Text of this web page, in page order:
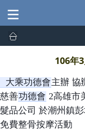
106年
大乘功德會主辦 協
慈善功德會 2高雄市
髮品公司 於潮州鎮
免費整骨按摩活動